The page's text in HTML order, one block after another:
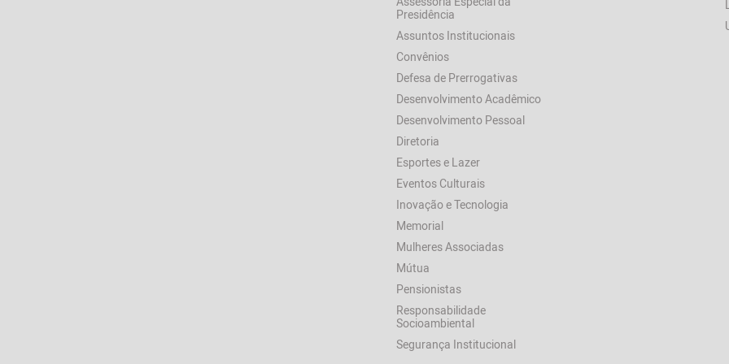
Presidência
Assuntos Institucionais
Convênios
Defesa de Prerrogativas
Desenvolvimento Acadêmico
Desenvolvimento Pessoal
Diretoria
Esportes e Lazer
Eventos Culturais
Inovação e Tecnologia
Memorial
Mulheres Associadas
Mútua
Pensionistas
Responsabilidade
Socioambiental
Segurança Institucional